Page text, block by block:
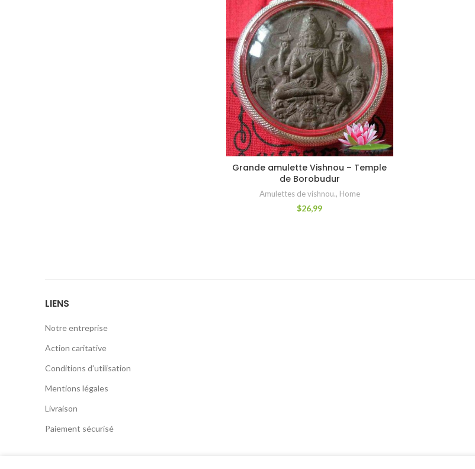
CHOIX DES OPTIONS
Grande amulette Vishnou – Temple
de Borobudur
Amulettes de vishnou., Home
$26,99
LIENS
Notre entreprise
Action caritative
Conditions d’utilisation
Mentions légales
Livraison
Paiement sécurisé